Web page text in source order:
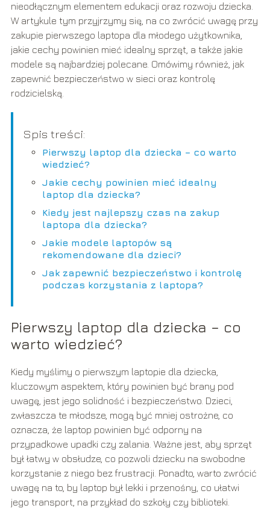
nieodłącznym elementem edukacji oraz rozwoju dziecka.
W artykule tym przyjrzymy się, na co zwrócić uwagę przy
zakupie pierwszego laptopa dla młodego użytkownika,
jakie cechy powinien mieć idealny sprzęt, a także jakie
modele są najbardziej polecane. Omówimy również, jak
zapewnić bezpieczeństwo w sieci oraz kontrolę
rodzicielską.
Spis treści:
Pierwszy laptop dla dziecka – co warto
wiedzieć?
Jakie cechy powinien mieć idealny
laptop dla dziecka?
Kiedy jest najlepszy czas na zakup
laptopa dla dziecka?
Jakie modele laptopów są
rekomendowane dla dzieci?
Jak zapewnić bezpieczeństwo i kontrolę
podczas korzystania z laptopa?
Pierwszy laptop dla dziecka – co
warto wiedzieć?
Kiedy myślimy o pierwszym laptopie dla dziecka,
kluczowym aspektem, który powinien być brany pod
uwagę, jest jego solidność i bezpieczeństwo. Dzieci,
zwłaszcza te młodsze, mogą być mniej ostrożne, co
oznacza, że laptop powinien być odporny na
przypadkowe upadki czy zalania. Ważne jest, aby sprzęt
był łatwy w obsłudze, co pozwoli dziecku na swobodne
korzystanie z niego bez frustracji. Ponadto, warto zwrócić
uwagę na to, by laptop był lekki i przenośny, co ułatwi
jego transport, na przykład do szkoły czy biblioteki.